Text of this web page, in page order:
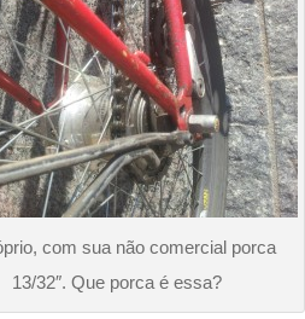
uma performance invejável. Suas
rápidas – desde que sem carga no
marcha que já testei no quesito
muito bem distribuídas e lineares,
A exceção fica nos
em uma relação mais afastada e